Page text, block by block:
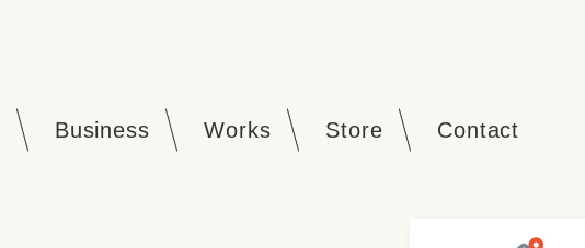
Business Works Store Contact